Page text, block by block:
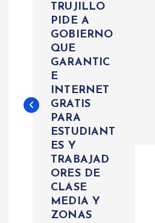
a
TRUJILLO
PIDE A
GOBIERNO
QUE
GARANTIC
E
INTERNET
GRATIS
PARA
ESTUDIANT
ES Y
TRABAJAD
ORES DE
CLASE
MEDIA Y
ZONAS